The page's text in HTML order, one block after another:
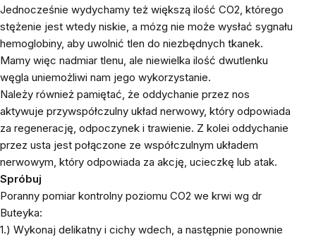
Jednocześnie wydychamy też większą ilość CO2, którego
stężenie jest wtedy niskie, a mózg nie może wysłać sygnału
hemoglobiny, aby uwolnić tlen do niezbędnych tkanek.
Mamy więc nadmiar tlenu, ale niewielka ilość dwutlenku
węgla uniemożliwi nam jego wykorzystanie.
Należy również pamiętać, że oddychanie przez nos
aktywuje przywspółczulny układ nerwowy, który odpowiada
za regenerację, odpoczynek i trawienie. Z kolei oddychanie
przez usta jest połączone ze współczulnym układem
nerwowym, który odpowiada za akcję, ucieczkę lub atak.
Spróbuj
Poranny pomiar kontrolny poziomu CO2 we krwi wg dr
Buteyka:
1.) Wykonaj delikatny i cichy wdech, a następnie ponownie